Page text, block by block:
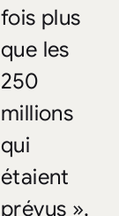
fois plus
que les
250
millions
qui
étaient
prévus »,